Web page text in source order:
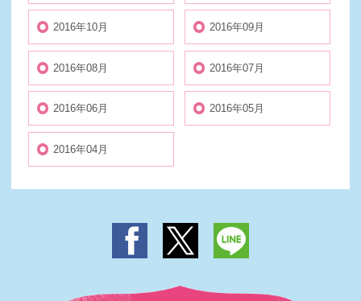
2016年10月 2016年09月
2016年08月 2016年07月
2016年06月 2016年05月
2016年04月